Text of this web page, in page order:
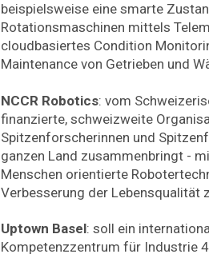
beispielsweise eine smarte
Rotationsmaschinen mittels
cloudbasiertes Condition
Maintenance von Getrieben und
NCCR Robotics: vom
finanzierte, schweizweite
Spitzenforscherinnen und
ganzen Land zusammenbringt -
Menschen orientierte
Verbesserung der Lebensqualität
Uptown Basel: soll ein
Kompetenzzentrum für Industrie